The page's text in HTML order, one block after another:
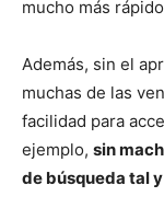
mucho más
Además, sin el
muchas de las
facilidad para
ejemplo, sin
de búsqueda tal